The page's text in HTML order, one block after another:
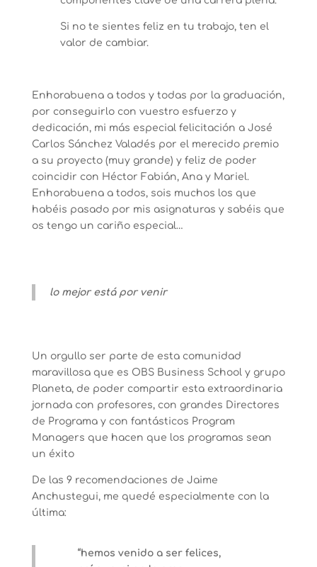
Si no te sientes feliz en tu trabajo, ten el
valor de cambiar.
Enhorabuena a todos y todas por la graduación,
por conseguirlo con vuestro esfuerzo y
dedicación, mi más especial felicitación a José
Carlos Sánchez Valadés por el merecido premio
a su proyecto (muy grande) y feliz de poder
coincidir con Héctor Fabián, Ana y Mariel.
Enhorabuena a todos, sois muchos los que
habéis pasado por mis asignaturas y sabéis que
os tengo un cariño especial…
lo mejor está por venir
Un orgullo ser parte de esta comunidad
maravillosa que es OBS Business School y grupo
Planeta, de poder compartir esta extraordinaria
jornada con profesores, con grandes Directores
de Programa y con fantásticos Program
Managers que hacen que los programas sean
un éxito
De las 9 recomendaciones de Jaime
Anchustegui, me quedé especialmente con la
última:
“hemos venido a ser felices,